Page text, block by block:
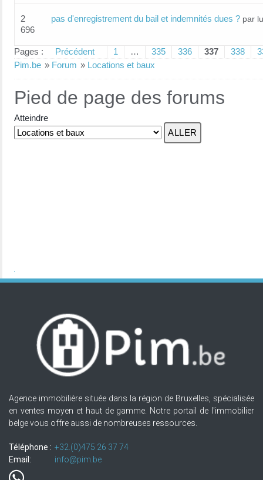
2
696
pas d'enregistrement du bail et indemnités dues ? par
Pages : Précédent 1 … 335 336 337 338
Pim.be » Forum » Locations et baux
Pied de page des forums
Atteindre
Agence immobilière située dans la région de Bruxelles, spécialisée
en ventes moyen et haut de gamme. Notre portail de l'immobilier
belge vous offre aussi de nombreuses ressources.
Téléphone : +32.(0)475 26 37 74
Email:
info@pim.be